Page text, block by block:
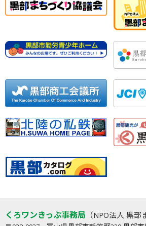
くろワンきっぷ事務局 （NPO法人 黒部